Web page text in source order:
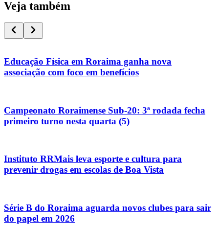
Veja também
Educação Física em Roraima ganha nova
associação com foco em benefícios
Campeonato Roraimense Sub-20: 3ª rodada fecha
primeiro turno nesta quarta (5)
Instituto RRMais leva esporte e cultura para
prevenir drogas em escolas de Boa Vista
Série B do Roraima aguarda novos clubes para sair
do papel em 2026